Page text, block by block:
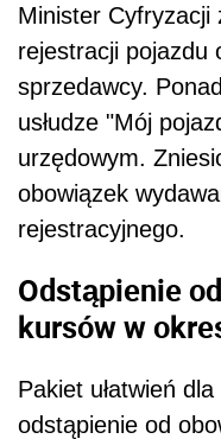
Minister Cyfryzacji
rejestracji pojazdu
sprzedawcy.
usłudze "Mój
urzędowym.
obowiązek
rejestracyjnego.
Odstąpienie
kursów w
Pakiet ułatwień
odstąpienie od